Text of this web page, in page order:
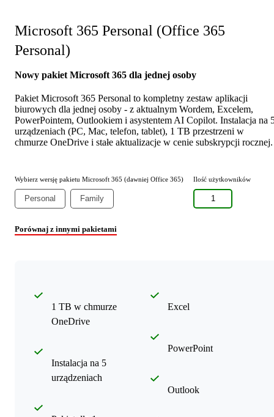
Microsoft 365 Personal (Office 365
Personal)
Nowy pakiet Microsoft 365 dla jednej osoby
Pakiet Microsoft 365 Personal to kompletny zestaw aplikacji
biurowych dla jednej osoby - z aktualnym Wordem, Excelem,
PowerPointem, Outlookiem i asystentem AI Copilot. Instalacja na
urządzeniach (PC, Mac, telefon, tablet), 1 TB przestrzeni w
chmurze OneDrive i stałe aktualizacje w cenie subskrypcji rocznej.
Wybierz wersję pakietu Microsoft 365 (dawniej Office 365)
Personal Family
Ilość użytkowników
1
Porównaj z innymi pakietami
1 TB w chmurze
OneDrive
Instalacja na 5
urządzeniach
Excel
PowerPoint
Outlook